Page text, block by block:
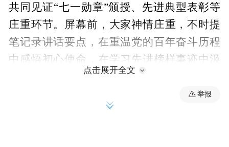
共同见证“七一勋章”颁授、先进典型表彰等
庄重环节。屏幕前，大家神情庄重，不时提
笔记录讲话要点，在重温党的百年奋斗历程
中感悟初心使命，在学习先进榜样事迹中汲
点击展开全文
举报